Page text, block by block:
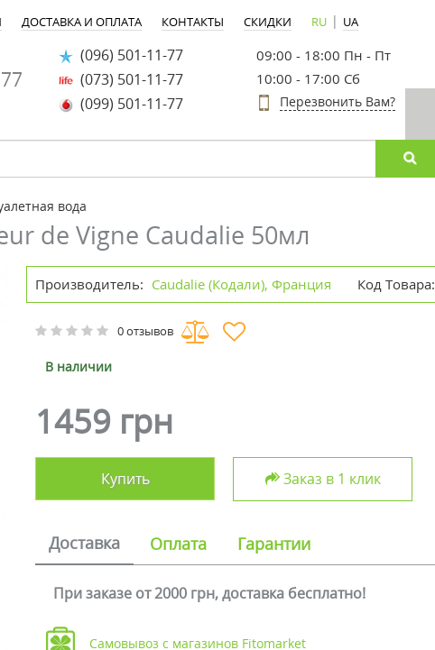
ДОСТАВКА И ОПЛАТА КОНТАКТЫ СКИДКИ RU | UA
(096) 501-11-77
(073) 501-11-77
(099) 501-11-77
09:00 - 18:00 Пн - Пт
10:00 - 17:00 Сб
Перезвонить Вам?
вода
de Vigne Caudalie 50мл
Производитель: Caudalie (Кодали), Франция Код Товара:
0 отзывов
В наличии
1459 грн
Купить Заказ в 1 клик
Доставка Оплата Гарантии
При заказе от 2000 грн, доставка бесплатно!
Самовывоз с магазинов Fitomarket